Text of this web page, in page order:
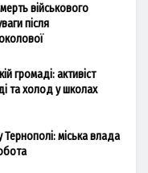
військового
після
громаді: активіст
та холод у школах
міська влада